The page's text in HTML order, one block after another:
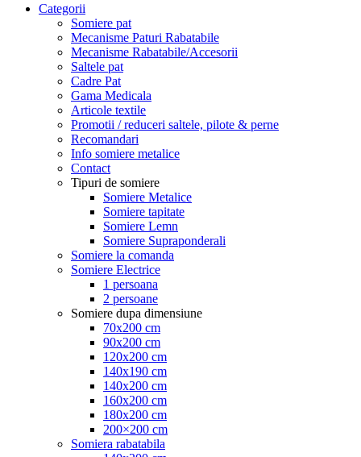
Categorii
Somiere pat
Mecanisme Paturi Rabatabile
Mecanisme Rabatabile/Accesorii
Saltele pat
Cadre Pat
Gama Medicala
Articole textile
Promotii / reduceri saltele, pilote & perne
Recomandari
Info somiere metalice
Contact
Tipuri de somiere
Somiere Metalice
Somiere tapitate
Somiere Lemn
Somiere Supraponderali
Somiere la comanda
Somiere Electrice
1 persoana
2 persoane
Somiere dupa dimensiune
70x200 cm
90x200 cm
120x200 cm
140x190 cm
140x200 cm
160x200 cm
180x200 cm
200×200 cm
Somiera rabatabila